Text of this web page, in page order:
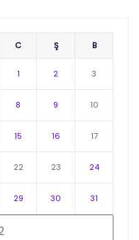
C Ş B
1 2 3
8 9 10
15 16 17
22 23 24
29 30 31